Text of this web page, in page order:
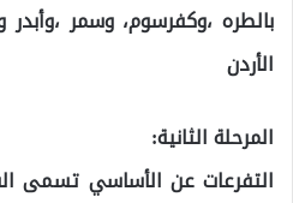
بالطره ،وكفرسوم، وسمر
الأردن
المرحلة الثانية:
التفرعات عن الأساسي تسمى